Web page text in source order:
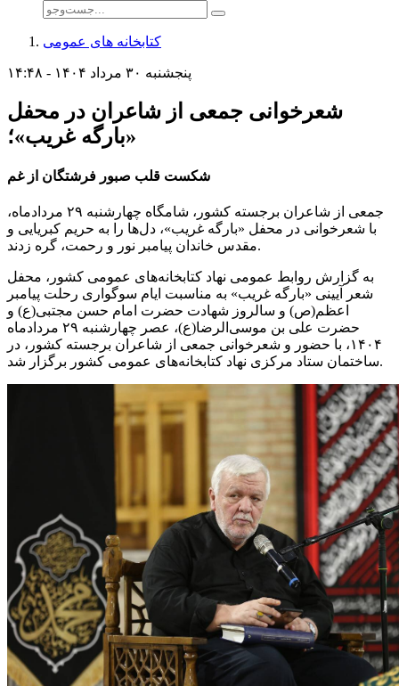
کتابخانه های عمومی
پنجشنبه ۳۰ مرداد ۱۴۰۴ - ۱۴:۴۸
شعرخوانی جمعی از شاعران در محفل
«بارگه غریب»؛
شکست قلب صبور فرشتگان از غم
جمعی از شاعران برجسته کشور، شامگاه چهارشنبه ۲۹ مردادماه،
با شعرخوانی در محفل «بارگه غریب»، دل‌ها را به حریم کبریایی و
مقدس خاندان پیامبر نور و رحمت، گره زدند.
به گزارش روابط عمومی نهاد کتابخانه‌های عمومی کشور، محفل
شعر آیینی «بارگه غریب» به مناسبت ایام سوگواری رحلت پیامبر
اعظم(ص) و سالروز شهادت حضرت امام حسن مجتبی(ع) و
حضرت علی بن موسی‌الرضا(ع)، عصر چهارشنبه ۲۹ مردادماه
۱۴۰۴، با حضور و شعرخوانی جمعی از شاعران برجسته کشور، در
ساختمان ستاد مرکزی نهاد کتابخانه‌های عمومی کشور برگزار شد.